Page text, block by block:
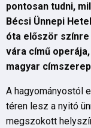
pontosan tudni,
Bécsi Ünnepi
óta először
vára című
magyar
A hagyományostól
téren lesz a nyitó
megszokott